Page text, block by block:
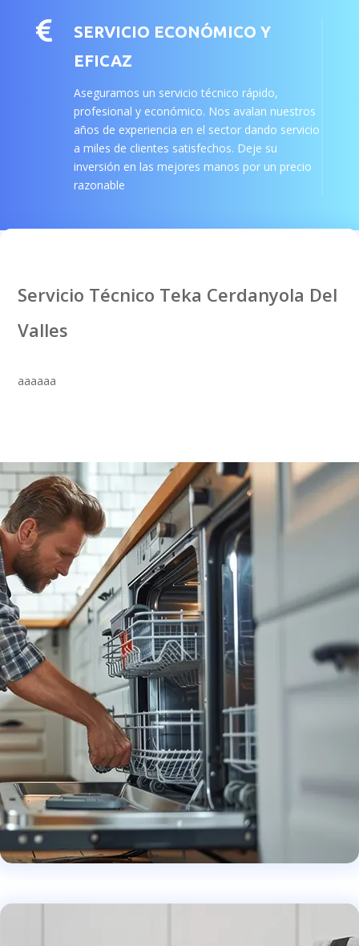

SERVICIO ECONÓMICO Y
EFICAZ
Aseguramos un servicio técnico rápido,
profesional y económico. Nos avalan nuestros
años de experiencia en el sector dando servicio
a miles de clientes satisfechos. Deje su
inversión en las mejores manos por un precio
razonable
Servicio Técnico Teka Cerdanyola Del
Valles
aaaaaa